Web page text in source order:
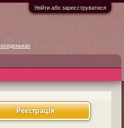
Увійти або зареєструватися
Реєстрація